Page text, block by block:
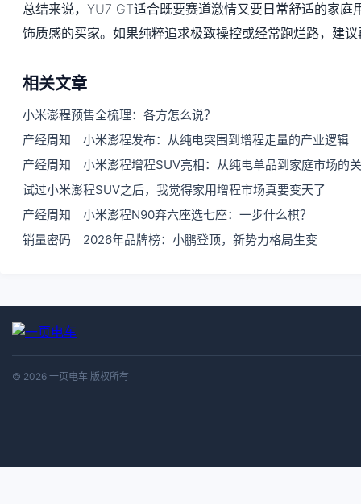
总结来说，YU7 GT适合既要赛道激情又要日常舒适的家庭
饰质感的买家。如果纯粹追求极致操控或经常跑烂路，建
相关文章
小米澎程预售全梳理：各方怎么说？
产经周知｜小米澎程发布：从纯电突围到增程走量的产业逻辑
产经周知｜小米澎程增程SUV亮相：从纯电单品到家庭市场的
试过小米澎程SUV之后，我觉得家用增程市场真要变天了
产经周知｜小米澎程N90弃六座选七座：一步什么棋？
销量密码｜2026年品牌榜：小鹏登顶，新势力格局生变
© 2026 一页电车 版权所有